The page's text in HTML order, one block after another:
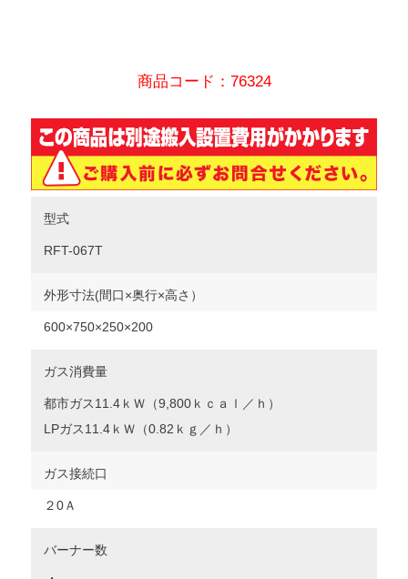
商品コード：76324
型式
RFT-067T
外形寸法(間口×奥行×高さ）
600×750×250×200
ガス消費量
都市ガス11.4ｋＷ（9,800ｋｃａｌ／ｈ）
LPガス11.4ｋＷ（0.82ｋｇ／ｈ）
ガス接続口
２0Ａ
バーナー数